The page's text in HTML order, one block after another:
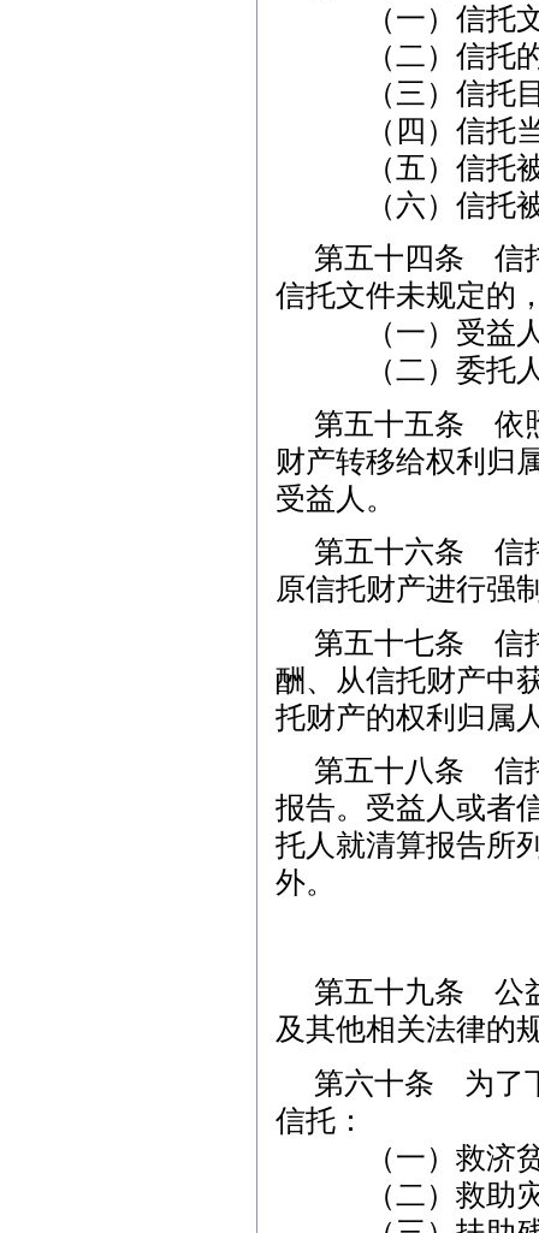
（一）信托文
（二）信托的
（三）信托目
（四）信托当
（五）信托被
（六）信托被
第五十四条 信
信托文件未规定的
（一）受益人
（二）委托人
第五十五条 依
财产转移给权利归
受益人。
第五十六条 信
原信托财产进行强
第五十七条 信
酬、从信托财产中
托财产的权利归属
第五十八条 信
报告。受益人或者
托人就清算报告所
外。
第五十九条 公
及其他相关法律的
第六十条 为了
信托：
（一）救济贫
（二）救助灾